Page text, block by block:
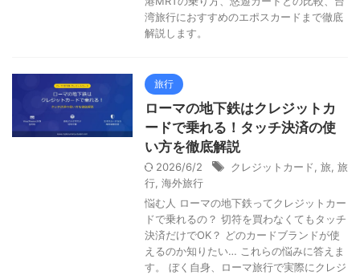
湾旅行におすすめのエポスカードまで徹底
解説します。
旅行
ローマの地下鉄はクレジットカ
ードで乗れる！タッチ決済の使
い方を徹底解説
2026/6/2 クレジットカード 旅 旅
行 海外旅行
悩む人 ローマの地下鉄ってクレジットカー
ドで乗れるの？ 切符を買わなくてもタッチ
決済だけでOK？ どのカードブランドが使
えるのか知りたい… これらの悩みに答えま
す。 ぼく自身、ローマ旅行で実際にクレジ